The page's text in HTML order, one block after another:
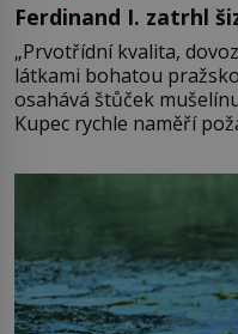
Ferdinand I. zatrhl
„Prvotřídní kvalita,
látkami bohatou
osahává štůček
Kupec rychle naměří
milostpaní. Stačí jenom
množství růžového